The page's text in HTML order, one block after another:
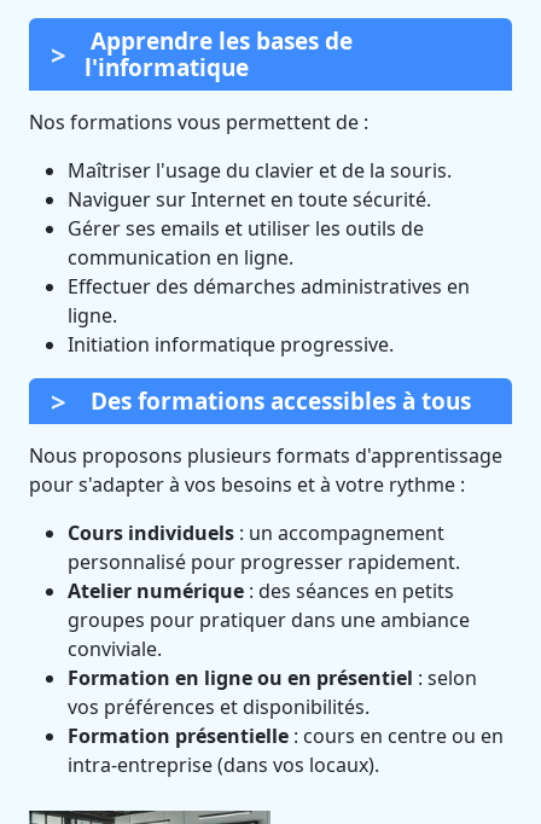
Apprendre les bases de
l'informatique
Nos formations vous permettent de :
Maîtriser l'usage du clavier et de la souris.
Naviguer sur Internet en toute sécurité.
Gérer ses emails et utiliser les outils de
communication en ligne.
Effectuer des démarches administratives en
ligne.
Initiation informatique progressive.
Des formations accessibles à tous
Nous proposons plusieurs formats d'apprentissage
pour s'adapter à vos besoins et à votre rythme :
Cours individuels : un accompagnement
personnalisé pour progresser rapidement.
Atelier numérique : des séances en petits
groupes pour pratiquer dans une ambiance
conviviale.
Formation en ligne ou en présentiel : selon
vos préférences et disponibilités.
Formation présentielle : cours en centre ou en
intra-entreprise (dans vos locaux).